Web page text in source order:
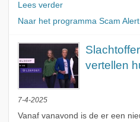
Lees verder
Naar het programma Scam
vertellen
7-4-2025
Vanaf vanavond is de er een